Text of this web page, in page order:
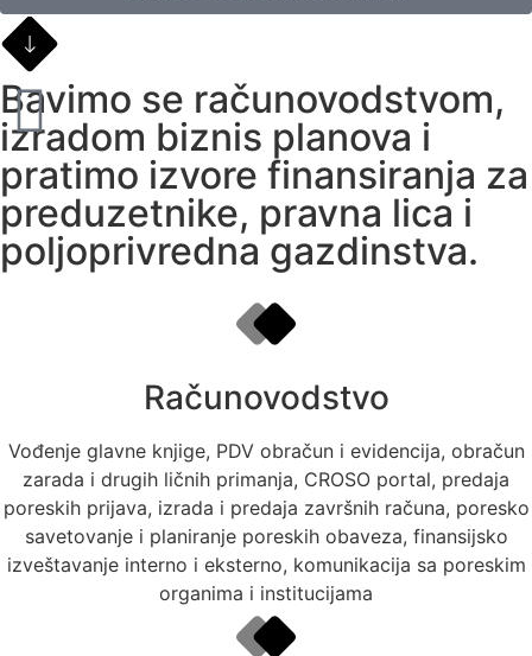
Bavimo se računovodstvom,
izradom biznis planova i
pratimo izvore finansiranja za
preduzetnike, pravna lica i
poljoprivredna gazdinstva.
Računovodstvo
Vođenje glavne knjige, PDV obračun i evidencija, obračun
zarada i drugih ličnih primanja, CROSO portal, predaja
poreskih prijava, izrada i predaja završnih računa, poresko
savetovanje i planiranje poreskih obaveza, finansijsko
izveštavanje interno i eksterno, komunikacija sa poreskim
organima i institucijama